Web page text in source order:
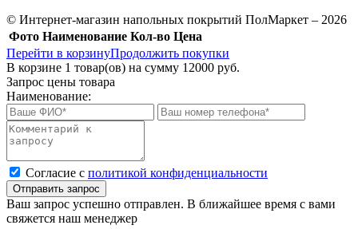
© Интернет-магазин напольных покрытий ПолМаркет – 2026
Фото Наименование Кол-во Цена
Перейти в корзинуПродолжить покупки
В корзине 1 товар(ов) на сумму 12000 руб.
Запрос цены товара
Наименование:
Cогласие с политикой конфиденциальности
Отправить запрос
Ваш запрос успешно отправлен. В ближайшее время с вами
свяжется наш менеджер